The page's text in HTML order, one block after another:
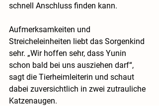
schnell Anschluss finden kann.
Aufmerksamkeiten und
Streicheleinheiten liebt das Sorgenkind
sehr. „Wir hoffen sehr, dass Yunin
schon bald bei uns ausziehen darf“,
sagt die Tierheimleiterin und schaut
dabei zuversichtlich in zwei zutrauliche
Katzenaugen.